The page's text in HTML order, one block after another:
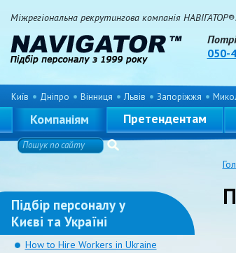
Міжрегіональна рекрутингова компанія
050-
Київ Дніпро Вінниця Львів Запоріжжя
Компаніям Претендентам
Підбір персоналу у
Києві та Україні
How to Hire Workers in Ukraine